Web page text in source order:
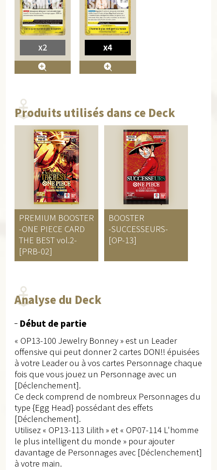
x2 x4
Produits utilisés dans ce Deck
PREMIUM BOOSTER
-ONE PIECE CARD
THE BEST vol.2-
[PRB-02]
BOOSTER
-SUCCESSEURS-
[OP-13]
Analyse du Deck
Début de partie
« OP13-100 Jewelry Bonney » est un Leader
offensive qui peut donner 2 cartes DON!! épuisées
à votre Leader ou à vos cartes Personnage chaque
fois que vous jouez un Personnage avec un
[Déclenchement].
Ce deck comprend de nombreux Personnages du
type {Egg Head} possédant des effets
[Déclenchement].
Utilisez « OP13-113 Lilith » et « OP07-114 L'homme
le plus intelligent du monde » pour ajouter
davantage de Personnages avec [Déclenchement]
à votre main.